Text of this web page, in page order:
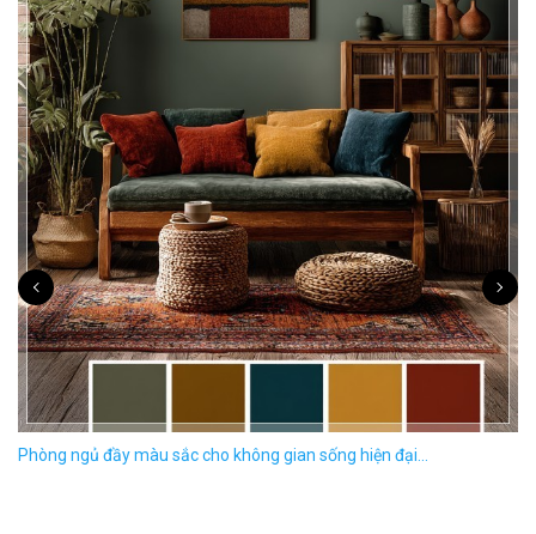
Phòng ngủ đầy màu sắc cho không gian sống hiện đại...